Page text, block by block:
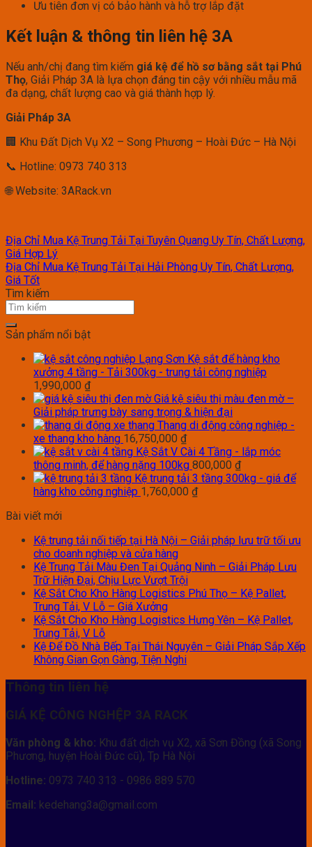
Ưu tiên đơn vị có bảo hành và hỗ trợ lắp đặt
Kết luận & thông tin liên hệ 3A
Nếu anh/chị đang tìm kiếm giá kệ để hồ sơ bằng sắt tại Phú
Thọ, Giải Pháp 3A là lựa chọn đáng tin cậy với nhiều mẫu mã
đa dạng, chất lượng cao và giá thành hợp lý.
Giải Pháp 3A
🏢 Khu Đất Dịch Vụ X2 – Song Phương – Hoài Đức – Hà Nội
📞 Hotline: 0973 740 313
🌐 Website: 3ARack.vn
Địa Chỉ Mua Kệ Trung Tải Tại Tuyên Quang Uy Tín, Chất Lượng,
Giá Hợp Lý
Địa Chỉ Mua Kệ Trung Tải Tại Hải Phòng Uy Tín, Chất Lượng,
Giá Tốt
Tìm kiếm
Sản phẩm nổi bật
Kệ sắt để hàng kho
xưởng 4 tầng - Tải 300kg - trung tải công nghiệp
1,990,000 ₫
Giá kệ siêu thị màu đen mờ –
Giải pháp trưng bày sang trọng & hiện đại
Thang di động công nghiệp -
xe thang kho hàng 16,750,000 ₫
Kệ Sắt V Cài 4 Tầng - lắp móc
thông minh, để hàng nặng 100kg 800,000 ₫
Kệ trung tải 3 tầng 300kg - giá để
hàng kho công nghiệp 1,760,000 ₫
Bài viết mới
Kệ trung tải nối tiếp tại Hà Nội – Giải pháp lưu trữ tối ưu
cho doanh nghiệp và cửa hàng
Kệ Trung Tải Màu Đen Tại Quảng Ninh – Giải Pháp Lưu
Trữ Hiện Đại, Chịu Lực Vượt Trội
Kệ Sắt Cho Kho Hàng Logistics Phú Thọ – Kệ Pallet,
Trung Tải, V Lỗ – Giá Xưởng
Kệ Sắt Cho Kho Hàng Logistics Hưng Yên – Kệ Pallet,
Trung Tải, V Lỗ
Kệ Để Đồ Nhà Bếp Tại Thái Nguyên – Giải Pháp Sắp Xếp
Không Gian Gọn Gàng, Tiện Nghi
Thông tin liên hệ
GIÁ KỆ CÔNG NGHỆP 3A RACK
Văn phòng & kho: Khu đất dịch vụ X2, xã Sơn Đồng (xã Song
Phương, huyện Hoài Đức cũ), Tp Hà Nội
Hotline: 0973 740 313 - 0986 889 570
Email: kedehang3a@gmail.com